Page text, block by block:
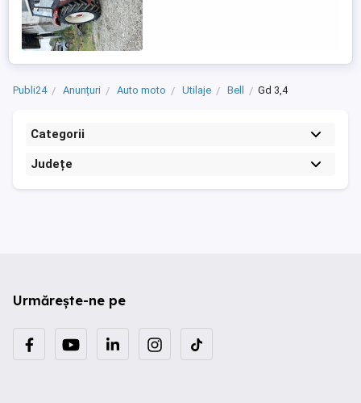
Publi24 Anunțuri Auto moto Utilaje Bell Gd 3,4
Categorii
Județe
Urmărește-ne pe